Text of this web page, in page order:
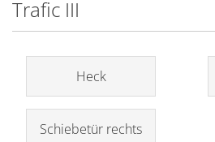
Trafic III
Heck
Schiebetür rechts